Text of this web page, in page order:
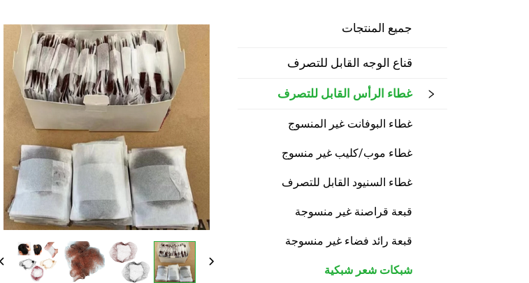
جميع المنتجات
قناع الوجه القابل للتصرف
غطاء الرأس القابل للتصرف
غطاء البوفانت غير المنسوج
غطاء موب/كليب غير منسوج
غطاء السنيود القابل للتصرف
قبعة قراصنة غير منسوجة
قبعة رائد فضاء غير منسوجة
شبكات شعر شبكية